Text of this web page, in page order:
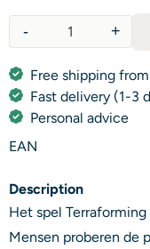
+
-
Free shipping
Fast delivery (1-3
Personal advice
EAN
Description
Het spel
Mensen proberen de